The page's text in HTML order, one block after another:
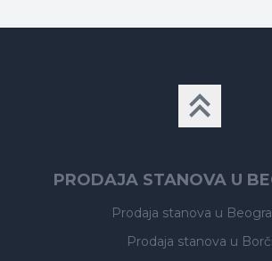
PRODAJA STANOVA U
Prodaja stanova u
Prodaja stanova u Borči